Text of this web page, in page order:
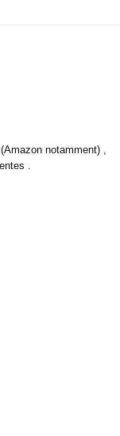
notamment) ,
.